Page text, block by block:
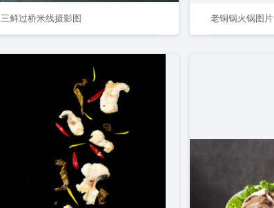
三鲜过桥米线摄影图 老铜锅火锅图片